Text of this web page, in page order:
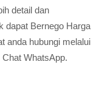
detail dan
dapat Bernego Harga
anda hubungi melalui
WhatsApp.